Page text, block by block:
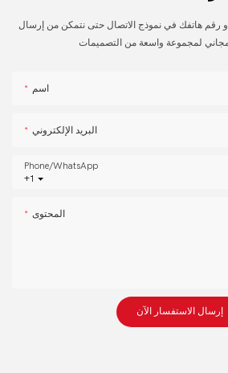
رقم هاتفك في نموذج الاتصال حتى نتمكن من إرسال
لمجموعة واسعة من التصميمات
اسم
البريد الإلكتروني
+1
Phone/whatsApp
المحتوى
إرسال الاستفسار الآن